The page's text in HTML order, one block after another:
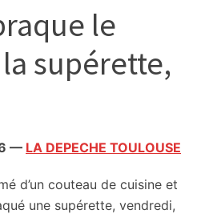
le
supérette,
— LA DEPECHE TOULOUSE
d’un couteau de cuisine et
une supérette, vendredi,